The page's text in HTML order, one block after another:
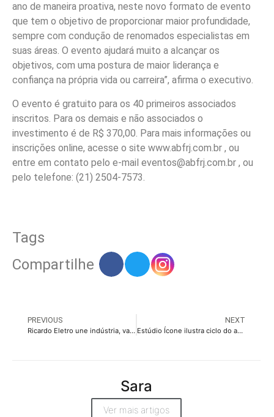
ano de maneira proativa, neste novo formato de evento
que tem o objetivo de proporcionar maior profundidade,
sempre com condução de renomados especialistas em
suas áreas. O evento ajudará muito a alcançar os
objetivos, com uma postura de maior liderança e
confiança na própria vida ou carreira”, afirma o executivo.
O evento é gratuito para os 40 primeiros associados
inscritos. Para os demais e não associados o
investimento é de R$ 370,00. Para mais informações ou
inscrições online, acesse o site www.abfrj.com.br , ou
entre em contato pelo e-mail eventos@abfrj.com.br , ou
pelo telefone: (21) 2504-7573.
Tags
Compartilhe
PREVIOUS
Ricardo Eletro une indústria, varejo e vendedores em programa de incentivo via app
NEXT
Estúdio Ícone ilustra ciclo do abuso infantil
Sara
Ver mais artigos